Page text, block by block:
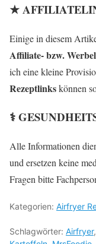
★
Einige in diesem
Affiliate- bzw.
ich eine kleine
Rezeptlinkskönnen
⚕️
Alle Informationen
und ersetzen keine
Fragen bitte
Kategorien: Airfryer
Schlagwörter: Airfryer,